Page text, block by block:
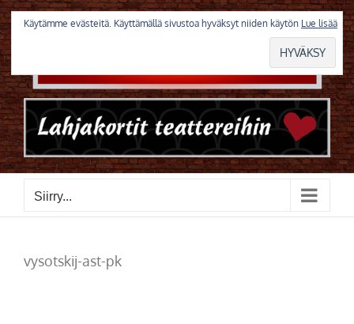
Skip
to
content
Siirry...
vysotskij-ast-pk
Käytämme evästeitä. Käyttämällä sivustoa hyväksyt niiden käytön Lue lisää